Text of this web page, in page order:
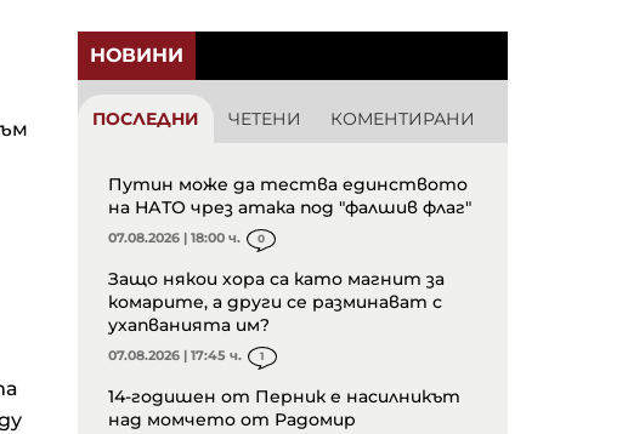
НОВИНИ
ПОСЛЕДНИ ЧЕТЕНИ КОМЕНТИРАНИ
Путин може да тества единството
на НАТО чрез атака под "фалшив флаг"
07.08.2026 | 18:00 ч. 0
Защо някои хора са като магнит за
комарите, а други се разминават с
ухапванията им?
07.08.2026 | 17:45 ч. 1
14-годишен от Перник е насилникът
над момчето от Радомир